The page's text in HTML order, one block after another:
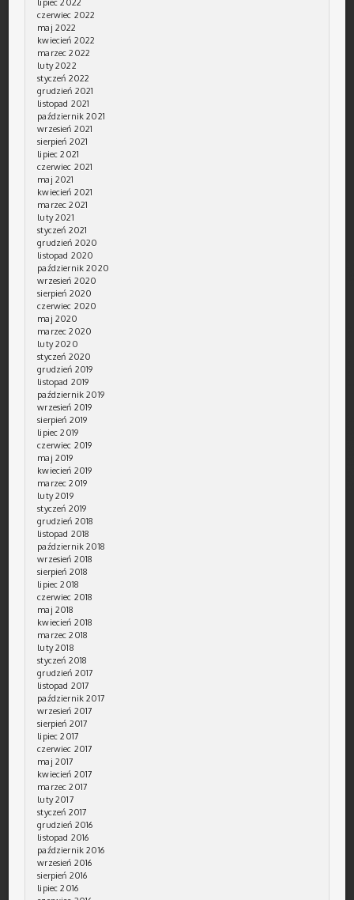
czerwiec 2022
maj 2022
kwiecień 2022
marzec 2022
luty 2022
styczeń 2022
grudzień 2021
listopad 2021
październik 2021
wrzesień 2021
sierpień 2021
lipiec 2021
czerwiec 2021
maj 2021
kwiecień 2021
marzec 2021
luty 2021
styczeń 2021
grudzień 2020
listopad 2020
październik 2020
wrzesień 2020
sierpień 2020
czerwiec 2020
maj 2020
marzec 2020
luty 2020
styczeń 2020
grudzień 2019
listopad 2019
październik 2019
wrzesień 2019
sierpień 2019
lipiec 2019
czerwiec 2019
maj 2019
kwiecień 2019
marzec 2019
luty 2019
styczeń 2019
grudzień 2018
listopad 2018
październik 2018
wrzesień 2018
sierpień 2018
lipiec 2018
czerwiec 2018
maj 2018
kwiecień 2018
marzec 2018
luty 2018
styczeń 2018
grudzień 2017
listopad 2017
październik 2017
wrzesień 2017
sierpień 2017
lipiec 2017
czerwiec 2017
maj 2017
kwiecień 2017
marzec 2017
luty 2017
styczeń 2017
grudzień 2016
listopad 2016
październik 2016
wrzesień 2016
sierpień 2016
lipiec 2016